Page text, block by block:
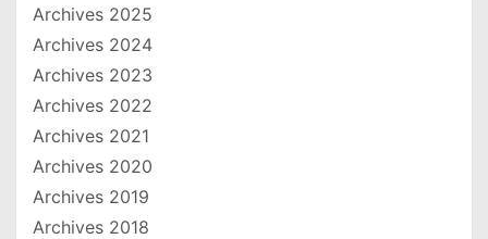
Archives 2025
Archives 2024
Archives 2023
Archives 2022
Archives 2021
Archives 2020
Archives 2019
Archives 2018